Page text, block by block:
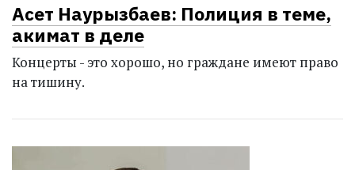
Асет Наурызбаев: Полиция в теме,
акимат в деле
Концерты - это хорошо, но граждане имеют право
на тишину.